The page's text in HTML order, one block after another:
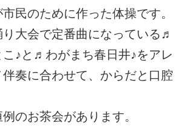
民のために作った体操です。
大会で定番曲になっている♬
こ♪と♬わがまち春日井♪をアレ
奏に合わせて、からだと口腔
のお茶会があります。